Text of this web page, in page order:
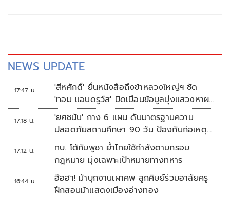
NEWS UPDATE
17:47 น.
'สีหศักดิ์' ยื่นหนังสือถึงข้าหลวงใหญ่ฯ ซัด
'ทอม แอนดรูว์ส' บิดเบือนข้อมูลมุ่งแสวงหาผล
ประโยชน์ทางการเมือง
17:18 น.
'ยศชนัน' กาง 6 แผน ดันมาตรฐานความ
ปลอดภัยสถานศึกษา 90 วัน ป้องกันก่อเหตุ
รุนแรง
17:12 น.
ทบ. โต้กัมพูชา ย้ำไทยใช้กำลังตามกรอบ
กฎหมาย มุ่งเฉพาะเป้าหมายทางทหาร
16:44 น.
ฮือฮา! ม้าบุกงานเผาศพ ลูกศิษย์ร่วมอาลัยครู
ฝึกสอนม้าแสดงเมืองอ่างทอง